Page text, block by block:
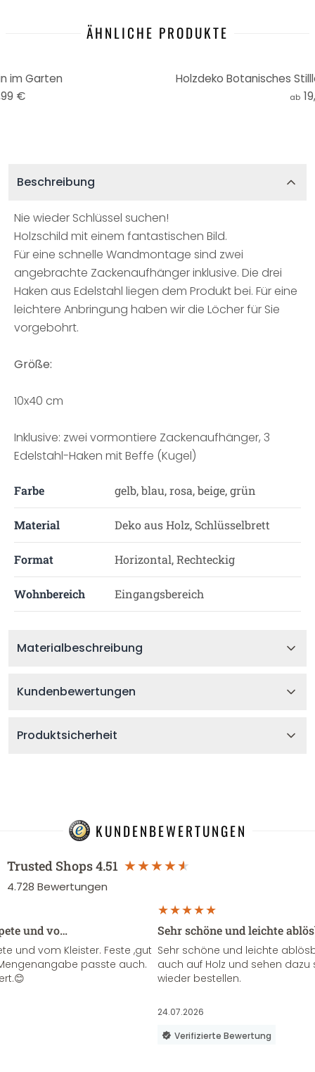
ÄHNLICHE PRODUKTE
im Garten
€
Holzdeko Botanisches
ab
Beschreibung
Nie wieder Schlüssel suchen!
Holzschild mit einem fantastischen Bild.
Für eine schnelle Wandmontage sind zwei
angebrachte Zackenaufhänger inklusive. Die drei
Haken aus Edelstahl liegen dem Produkt bei. Für eine
leichtere Anbringung haben wir die Löcher für Sie
vorgebohrt.
Größe:
10x40 cm
Inklusive: zwei vormontiere Zackenaufhänger, 3
Edelstahl-Haken mit Beffe (Kugel)
Farbe gelb, blau, rosa, beige, grün
Material Deko aus Holz, Schlüsselbrett
Format Horizontal, Rechteckig
Wohnbereich Eingangsbereich
Materialbeschreibung
Kundenbewertungen
Produktsicherheit
KUNDENBEWERTUNGEN
Trusted Shops4.51
4.728 Bewertungen
und vo…
und vom Kleister. Feste ,gut
passte auch.
Sehr schöne und leichte
Sehr schöne und leichte
auch auf Holz und sehen
wieder bestellen.
24.07.2026
Verifizierte Bewertung